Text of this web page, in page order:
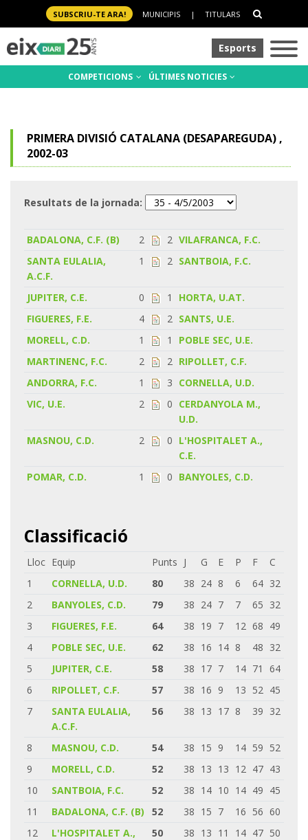
SUBSCRIU-TE ARA! MUNICIPIS | TITULARS
Esports
COMPETICIONS ÚLTIMES NOTICIES
PRIMERA DIVISIÓ CATALANA (DESAPAREGUDA) ,
2002-03
Resultats de la jornada:
BADALONA, C.F. (B) 2 2 VILAFRANCA, F.C.
SANTA EULALIA,
A.C.F.
1 2 SANTBOIA, F.C.
JUPITER, C.E. 0 1
HORTA, U.AT.
FIGUERES, F.E.
4 2 SANTS, U.E.
MORELL, C.D.
1 1
POBLE SEC, U.E.
MARTINENC, F.C.
2 2 RIPOLLET, C.F.
ANDORRA, F.C.
1 3 CORNELLA, U.D.
VIC, U.E.
2 0 CERDANYOLA M.,
U.D.
MASNOU, C.D.
2 0 L'HOSPITALET A.,
C.E.
POMAR, C.D.
1 0 BANYOLES, C.D.
Classificació
Lloc Equip Punts J G E P F
C
1
CORNELLA, U.D. 80 38 24 8 6 64 32
2
BANYOLES, C.D. 79 38 24 7 7 65 32
3
FIGUERES, F.E. 64 38 19 7 12 68 49
4
POBLE SEC, U.E. 62 38 16 14 8 48 32
5
JUPITER, C.E. 58 38 17 7 14 71
64
6
RIPOLLET, C.F. 57 38 16 9 13 52 45
7
SANTA EULALIA,
A.C.F.
56 38 13 17 8 39 32
8 MASNOU, C.D. 54 38 15 9 14 59 52
9
MORELL, C.D. 52 38 13 13 12 47 43
10
SANTBOIA, F.C. 52 38 14 10 14 49 45
11
BADALONA, C.F. (B) 52 38 15 7 16 56 60
12
L'HOSPITALET A.,
50 38 13 11 14 47 50